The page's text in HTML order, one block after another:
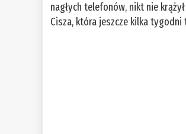
nagłych telefonów, nikt nie
Cisza, która jeszcze kilka tygodni